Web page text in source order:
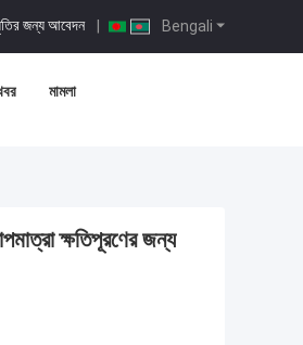
Bengali
জন্য আবেদন |
মামলা
ক্ষতিপূরণের জন্য